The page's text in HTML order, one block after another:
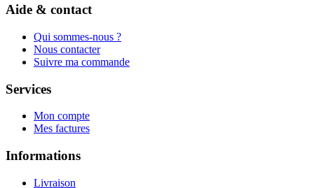
Aide & contact
Qui sommes-nous ?
Nous contacter
Suivre ma commande
Services
Mon compte
Mes factures
Informations
Livraison